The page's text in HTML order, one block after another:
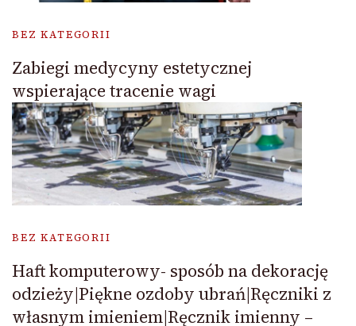
BEZ KATEGORII
Zabiegi medycyny estetycznej
wspierające tracenie wagi
BEZ KATEGORII
Haft komputerowy- sposób na dekorację
odzieży|Piękne ozdoby ubrań|Ręczniki z
własnym imieniem|Ręcznik imienny –